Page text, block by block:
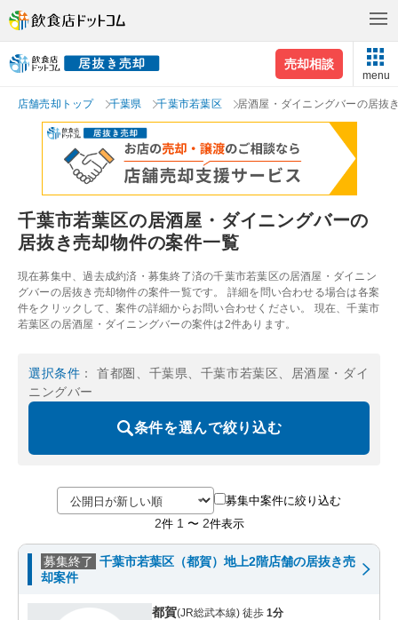
売却相談
menu
店舗売却トップ 千葉県 千葉市若葉区 居酒屋・ダイニングバーの居抜
千葉市若葉区の居酒屋・ダイニングバーの
居抜き売却物件の案件一覧
現在募集中、過去成約済・募集終了済の千葉市若葉区の居酒屋・ダイニン
グバーの居抜き売却物件の案件一覧です。 詳細を問い合わせる場合は各案
件をクリックして、案件の詳細からお問い合わせください。 現在、千葉市
若葉区の居酒屋・ダイニングバーの案件は2件あります。
選択条件 ： 首都圏、千葉県、千葉市若葉区、居酒屋・ダイ
ニングバー
条件を選んで絞り込む
募集中案件に絞り込む
2件 1 〜 2件表示
募集終了 千葉市若葉区（都賀）地上2階店舗の居抜き売
却案件
都賀(JR総武本線) 徒歩 1分